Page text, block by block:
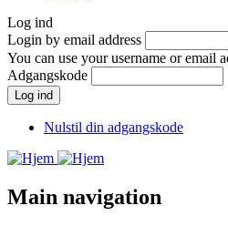
Log ind
Login by email address
You can use your username or email
Adgangskode
Nulstil din adgangskode
Main navigation